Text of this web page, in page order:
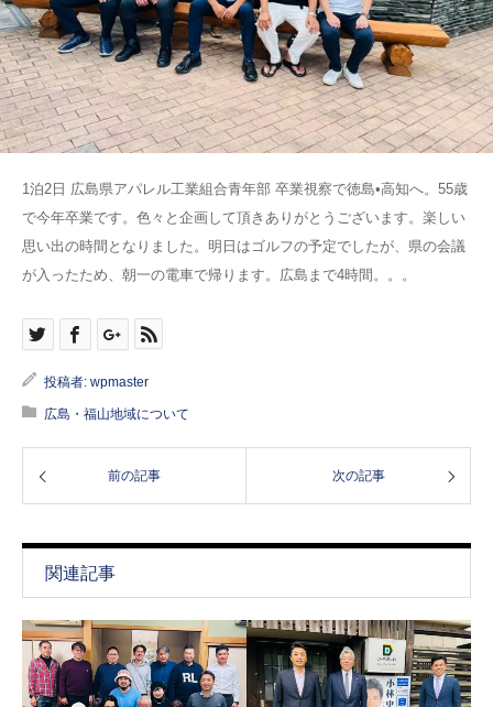
1泊2日 広島県アパレル工業組合青年部 卒業視察で徳島•高知へ。55歳
で今年卒業です。色々と企画して頂きありがとうございます。楽しい
思い出の時間となりました。明日はゴルフの予定でしたが、県の会議
が入ったため、朝一の電車で帰ります。広島まで4時間。。。
投稿者: wpmaster
広島・福山地域について
前の記事 次の記事
関連記事